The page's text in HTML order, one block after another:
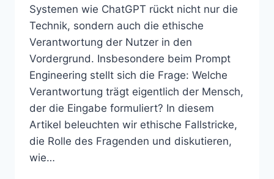
Systemen wie ChatGPT rückt nicht nur die
Technik, sondern auch die ethische
Verantwortung der Nutzer in den
Vordergrund. Insbesondere beim Prompt
Engineering stellt sich die Frage: Welche
Verantwortung trägt eigentlich der Mensch,
der die Eingabe formuliert? In diesem
Artikel beleuchten wir ethische Fallstricke,
die Rolle des Fragenden und diskutieren,
wie…